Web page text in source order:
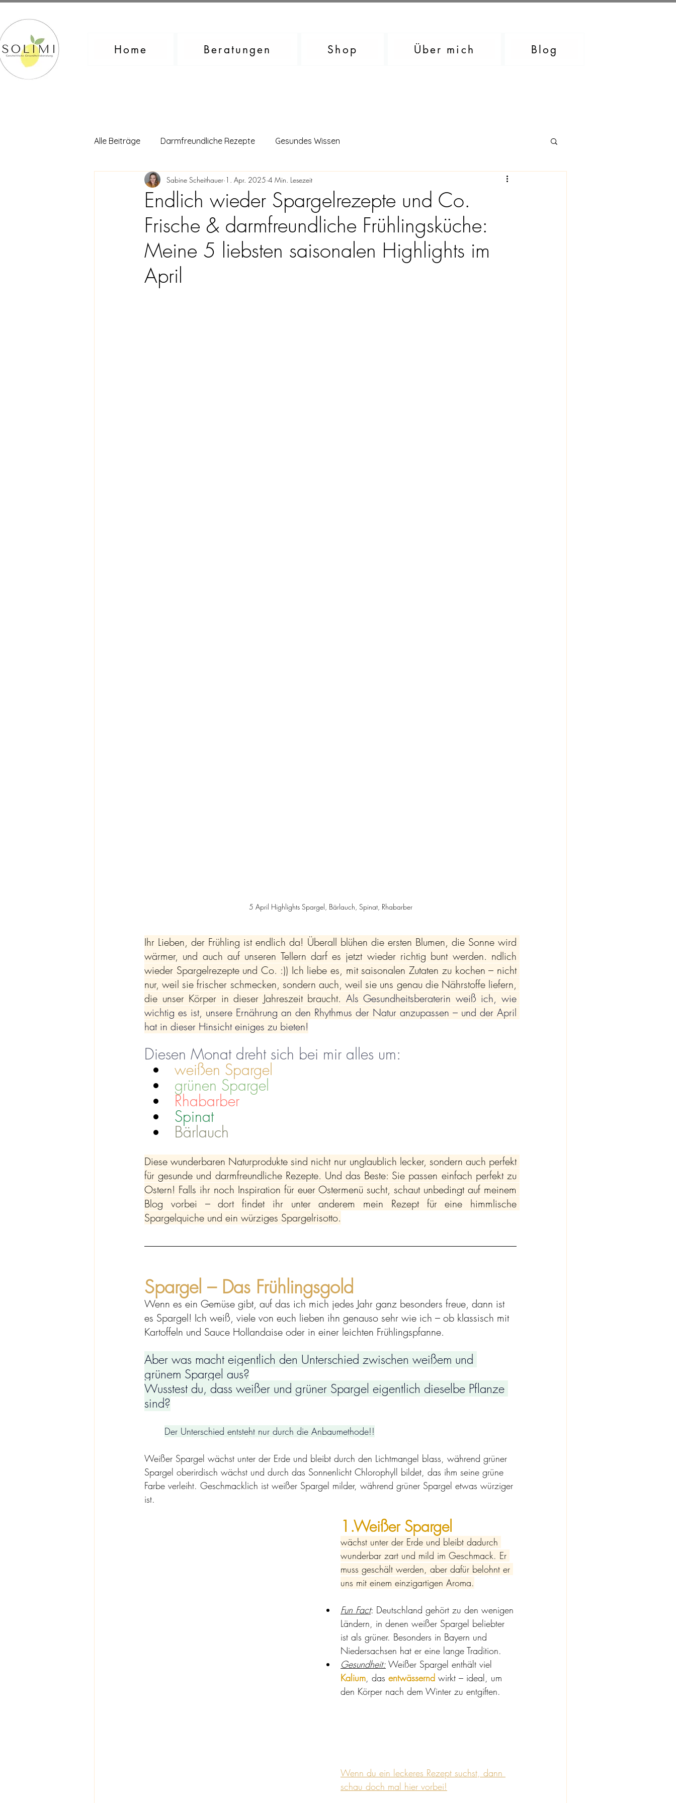
Home Beratungen Shop Über mich Blog
Alle Beiträge Darmfreundliche Rezepte Gesundes Wissen
Endlich wieder Spargelrezepte und Co.
Frische & darmfreundliche Frühlingsküche:
Meine 5 liebsten saisonalen Highlights im
April
Sabine Scheithauer 1. Apr. 2025 4 Min. Lesezeit
5 April Highlights Spargel, Bärlauch, Spinat, Rhabarber
Ihr Lieben, der Frühling ist endlich da! Überall blühen die ersten Blumen, die Sonne wird
wärmer, und auch auf unseren Tellern darf es jetzt wieder richtig bunt werden. ndlich
wieder Spargelrezepte und Co. :)) Ich liebe es, mit saisonalen Zutaten zu kochen – nicht
nur, weil sie frischer schmecken, sondern auch, weil sie uns genau die Nährstoffe liefern,
die unser Körper in dieser Jahreszeit braucht. Als Gesundheitsberaterin weiß ich, wie
wichtig es ist, unsere Ernährung an den Rhythmus der Natur anzupassen – und der April
hat in dieser Hinsicht einiges zu bieten!
Diesen Monat dreht sich bei mir alles um:
weißen Spargel
grünen Spargel
Rhabarber
Spinat
Bärlauch
Diese wunderbaren Naturprodukte sind nicht nur unglaublich lecker, sondern auch perfekt
für gesunde und darmfreundliche Rezepte. Und das Beste: Sie passen einfach perfekt zu
Ostern! Falls ihr noch Inspiration für euer Ostermenü sucht, schaut unbedingt auf meinem
Blog vorbei – dort findet ihr unter anderem mein Rezept für eine himmlische
Spargelquiche und ein würziges Spargelrisotto.
Spargel – Das Frühlingsgold
Wenn es ein Gemüse gibt, auf das ich mich jedes Jahr ganz besonders freue, dann ist
es Spargel! Ich weiß, viele von euch lieben ihn genauso sehr wie ich – ob klassisch mit
Kartoffeln und Sauce Hollandaise oder in einer leichten Frühlingspfanne.
Aber was macht eigentlich den Unterschied zwischen weißem und
grünem Spargel aus?
Wusstest du, dass weißer und grüner Spargel eigentlich dieselbe Pflanze
sind?
Der Unterschied entsteht nur durch die Anbaumethode!!
Weißer Spargel wächst unter der Erde und bleibt durch den Lichtmangel blass, während grüner
Spargel oberirdisch wächst und durch das Sonnenlicht Chlorophyll bildet, das ihm seine grüne
Farbe verleiht. Geschmacklich ist weißer Spargel milder, während grüner Spargel etwas würziger
ist.
1.Weißer Spargel
wächst unter der Erde und bleibt dadurch
wunderbar zart und mild im Geschmack. Er
muss geschält werden, aber dafür belohnt er
uns mit einem einzigartigen Aroma.
Fun Fact: Deutschland gehört zu den wenigen
Ländern, in denen weißer Spargel beliebter
ist als grüner. Besonders in Bayern und
Niedersachsen hat er eine lange Tradition.
Gesundheit: Weißer Spargel enthält viel
Kalium , das entwässernd wirkt – ideal, um
den Körper nach dem Winter zu entgiften.
Wenn du ein leckeres Rezept suchst, dann
schau doch mal hier vorbei!